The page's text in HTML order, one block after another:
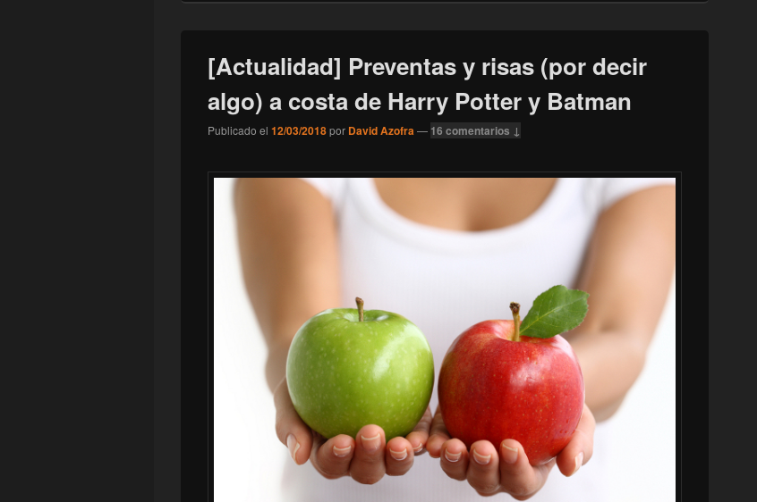
[Actualidad] Preventas y risas (por decir
algo) a costa de Harry Potter y Batman
Publicado el 12/03/2018por David Azofra— 16 comentarios ↓